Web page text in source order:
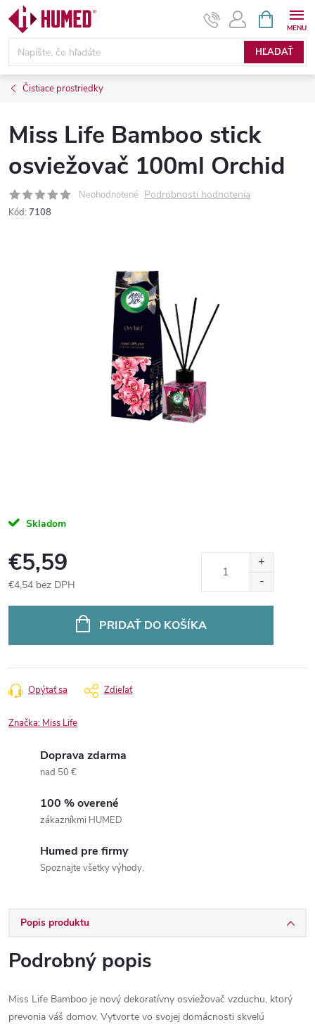
Prejsť
obsah
HĽADAŤ
KOŠÍK
Čistiace prostriedky
Miss Life Bamboo stick
osviežovač 100ml Orchid
Neohodnotené Podrobnosti hodnotenia
Kód: 7108
Skladom
€5,59
€4,54 bez DPH
PRIDAŤ DO KOŠÍKA
Opýtať sa Zdieľať
Značka: Miss Life
Doprava zdarma
nad 50 €
100 % overené
zákazníkmi HUMED
Humed pre firmy
Spoznajte všetky výhody.
Popis produktu
Podrobný popis
Miss Life Bamboo je nový dekoratívny osviežovač vzduchu, ktorý
prevonia váš domov. Vytvorte vo svojej domácnosti skvelú